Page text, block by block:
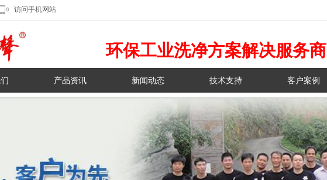
访问手机网站
环保工业洗净方案解决服务商
产品资讯 新闻动态 技术支持 客户案例